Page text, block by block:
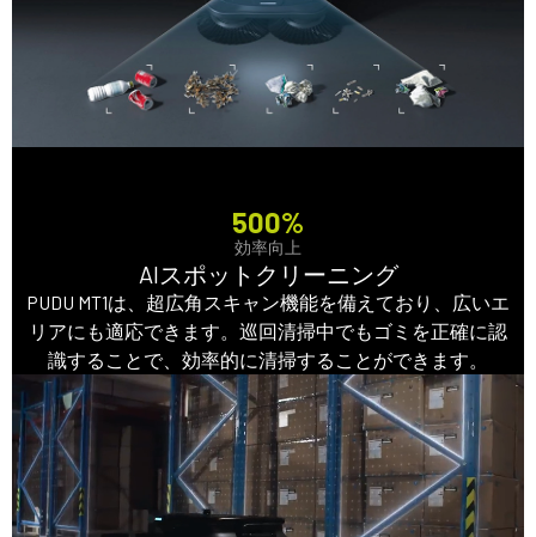
500%
効率向上
AIスポットクリーニング
PUDU MT1は、超広角スキャン機能を備えており、広いエ
リアにも適応できます。巡回清掃中でもゴミを正確に認
識することで、効率的に清掃することができます。